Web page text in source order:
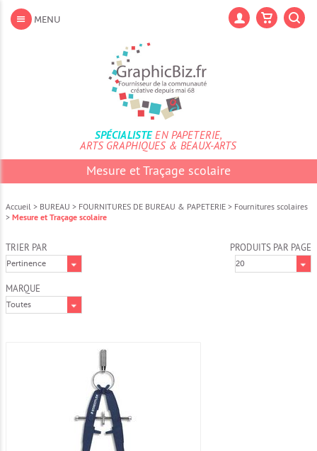
contenu
Aller
MENU
SPÉCIALISTEEN PAPETERIE,
ARTS GRAPHIQUES & BEAUX-ARTS
Mesure et Traçage scolaire
Accueil > BUREAU > FOURNITURES DE BUREAU & PAPETERIE > Fournitures scolaires
> Mesure et Traçage scolaire
TRIER PAR
MARQUE
PRODUITS PAR PAGE